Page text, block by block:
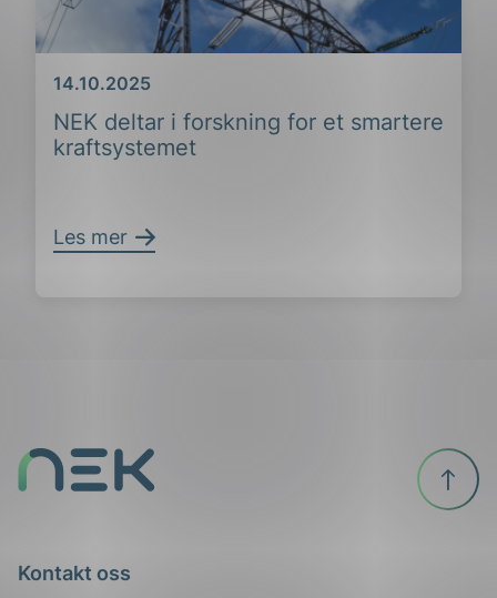
NEK deltar i forskning for et smartere
kraftsystemet
Dato
14.10.2025
Les mer
Kontakt oss
Til
toppen